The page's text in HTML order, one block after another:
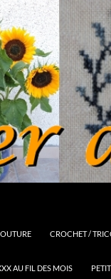
CROCHET /
AU FIL DES MOIS